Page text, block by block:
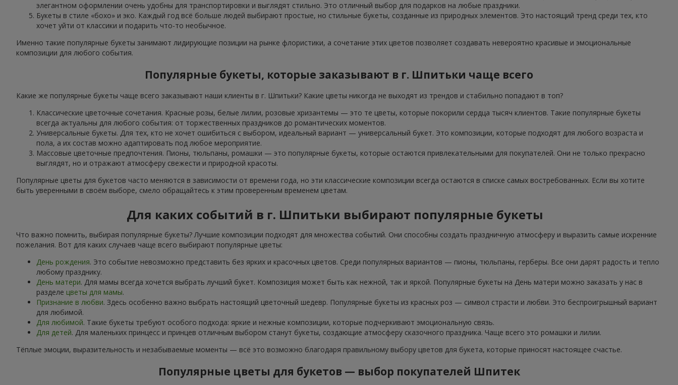
элегантном оформлении очень удобны для транспортировки и выглядят стильно. Это отличный выбор для подарков на любые праздники.
Букеты в стиле «бохо» и эко. Каждый год всё больше людей выбирают простые, но стильные букеты, созданные из природных элементов. Это настоящий тренд среди тех, кто
хочет уйти от классики и подарить что-то необычное.
Именно такие популярные букеты занимают лидирующие позиции на рынке флористики, а сочетание этих цветов позволяет создавать невероятно красивые и эмоциональные
композиции для любого события.
Популярные букеты, которые заказывают в г. Шпитьки чаще всего
Какие же популярные букеты чаще всего заказывают наши клиенты в г. Шпитьки? Какие цветы никогда не выходят из трендов и стабильно попадают в топ?
Классические цветочные сочетания. Красные розы, белые лилии, розовые хризантемы — это те цветы, которые покорили сердца тысяч клиентов. Такие популярные букеты
всегда актуальны для любого события: от торжественных праздников до романтических моментов.
Универсальные букеты. Для тех, кто не хочет ошибиться с выбором, идеальный вариант — универсальный букет. Это композиции, которые подходят для любого возраста и
пола, а их состав можно адаптировать под любое мероприятие.
Массовые цветочные предпочтения. Пионы, тюльпаны, ромашки — это популярные букеты, которые остаются привлекательными для покупателей. Они не только прекрасно
выглядят, но и отражают атмосферу свежести и природной красоты.
Популярные цветы для букетов часто меняются в зависимости от времени года, но эти классические композиции всегда остаются в списке самых востребованных. Если вы хотите
быть уверенными в своём выборе, смело обращайтесь к этим проверенным временем цветам.
Для каких событий в г. Шпитьки выбирают популярные букеты
Что важно помнить, выбирая популярные букеты? Лучшие композиции подходят для множества событий. Они способны создать праздничную атмосферу и выразить самые искренние
пожелания. Вот для каких случаев чаще всего выбирают популярные цветы:
День рождения. Это событие невозможно представить без ярких и красочных цветов. Среди популярных вариантов — пионы, тюльпаны, герберы. Все они дарят радость и тепло
любому празднику.
День матери. Для мамы всегда хочется выбрать лучший букет. Композиция может быть как нежной, так и яркой. Популярные букеты на День матери можно заказать у нас в
разделе цветы для мамы.
Признание в любви. Здесь особенно важно выбрать настоящий цветочный шедевр. Популярные букеты из красных роз — символ страсти и любви. Это беспроигрышный вариант
для любимой.
Для любимой. Такие букеты требуют особого подхода: яркие и нежные композиции, которые подчеркивают эмоциональную связь.
Для детей. Для маленьких принцесс и принцев отличным выбором станут букеты, создающие атмосферу сказочного праздника. Чаще всего это ромашки и лилии.
Тёплые эмоции, выразительность и незабываемые моменты — всё это возможно благодаря правильному выбору цветов для букета, которые приносят настоящее счастье.
Популярные цветы для букетов — выбор покупателей Шпитек